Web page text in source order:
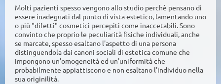
Molti pazienti spesso vengono allo studio perchè pensano di
essere inadeguati dal punto di vista estetico, lamentando uno
o più "difetti" cosmetici percepiti come inaccetabili. Sono
convinto che proprio le peculiarità fisiche individuali, anche
se marcate, spesso esaltano l'aspetto di una persona
distinguendola dai canoni sociali di estetica comune che
impongono un'omogeneità ed un'uniformità che
probabilmente appiattiscono e non esaltano l'individuo nella
sua originilità.